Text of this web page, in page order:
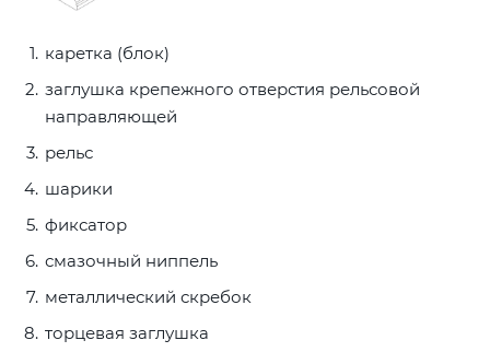
каретка (блок)
заглушка крепежного отверстия рельсовой
направляющей
рельс
шарики
фиксатор
смазочный ниппель
металлический скребок
торцевая заглушка